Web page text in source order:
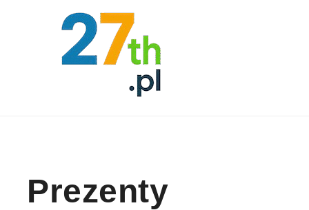
Prezenty